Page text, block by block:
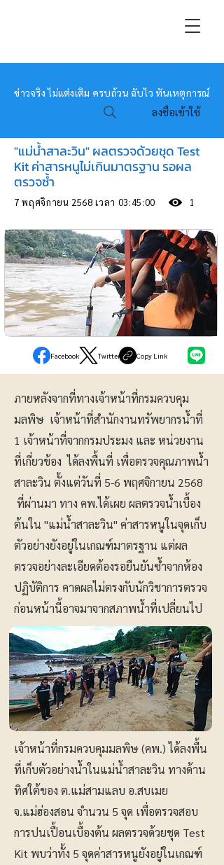
หมอข่าว
ข่าวจริง ไม่แต่งเติม ครบถ้วน ฉับไว ทันเหตุการณ์
ลงชื่อเข้าใช้
"แม่น้ำสาละวิน" ผลตรวจด้วยชุด Test
Kit ค่าสารหนูไม่เกินมาตรฐาน รอผล
ตรวจซ้ำ
7 พฤศจิกายน 2568 เวลา 03:45:00 1
ภูมิภาค
Facebook Twitter Copy Link
ภายหลังจากที่ทางเจ้าหน้าที่กรมควบคุม
มลพิษ เจ้าหน้าที่สำนักงานทรัพยากรน้ำที่
1 เจ้าหน้าที่จากกรมประมง และ หน่วยงาน
ที่เกี่ยวข้อง ได้ลงพื้นที่ เพื่อตรวจคุณภาพน้ำ
สาละวิน ตั้งแต่วันที่ 5-6 พฤศจิกายน 2568
ที่ผ่านมา ทาง คพ.ได้เผย ผลตรวจน้ำเบื้อง
ต้นใน "แม่น้ำสาละวิน" ค่าสารหนูในจุดเก็บ
ตัวอย่างยังอยู่ในเกณฑ์มาตรฐาน แต่ผล
ตรวจอย่างละเอียดต้องรอยืนยันซ้ำจากห้อง
ปฏิบัติการ คาดผลไม่ตรงกับนักวิชาการตรวจ
ก่อนหน้านี้อาจมาจากสภาพน้ำที่เปลี่ยนไป
เจ้าหน้าที่กรมควบคุมมลพิษ (คพ.) ได้ลงพื้น
ที่เก็บตัวอย่างน้ำในแม่น้ำสาละวิน ทางด้าน
ทิศใต้ของ ต.แม่สามแลบ อ.สบเมย
จ.แม่ฮ่องสอน จำนวน 5 จุด เพื่อตรวจสอบ
การปนเปื้อนเบื้องต้น ผลตรวจด้วยชุด Test
Kit พบว่าทั้ง 5 จุดค่าสารหนูยังอยู่ในเกณฑ์